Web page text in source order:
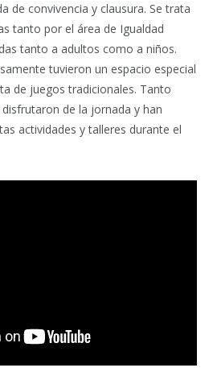
de convivencia y clausura. Se trata
tanto por el área de Igualdad
tanto a adultos como a niños.
tuvieron un espacio especial
de juegos tradicionales. Tanto
de la jornada y han
actividades y talleres durante el